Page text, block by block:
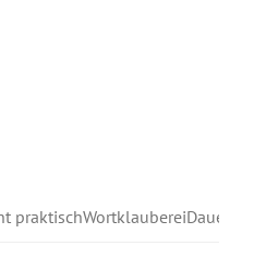
praktischWortklauberei